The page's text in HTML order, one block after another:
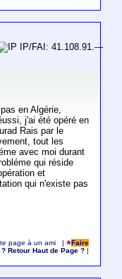
IP/FAI: 41.108.91.---
en Algérie,
j'ai été opéré en
Rais par le
tout les
avec moi durant
qui réside
et
qui n'existe pas
page à un ami |
Faire
? Retour Haut de Page ?